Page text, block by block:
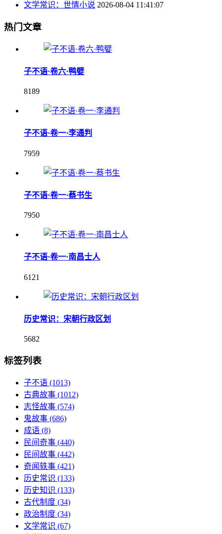
文学常识：世情小说 2026-08-04 11:41:07
热门文章
子不语·卷六·鸭嬖
8189
子不语·卷一·李通判
7959
子不语·卷一·蔡书生
7950
子不语·卷一·南昌士人
6121
历史常识：宋朝行政区划
5682
标签列表
子不语 (1013)
古典故事 (1012)
志怪故事 (574)
鬼故事 (686)
成语 (8)
民间奇事 (440)
民间故事 (442)
奇闻轶事 (421)
历史常识 (133)
历史知识 (133)
古代制度 (34)
政治制度 (34)
文学常识 (67)